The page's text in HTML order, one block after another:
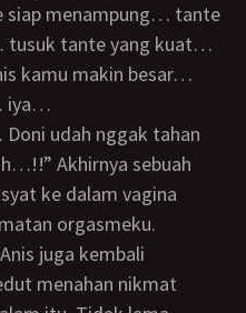
menampung… tante
tusuk tante yang kuat…
kamu makin besar…
iya…
Akhirnya sebuah
ke dalam vagina
orgasmeku.
menahan nikmat